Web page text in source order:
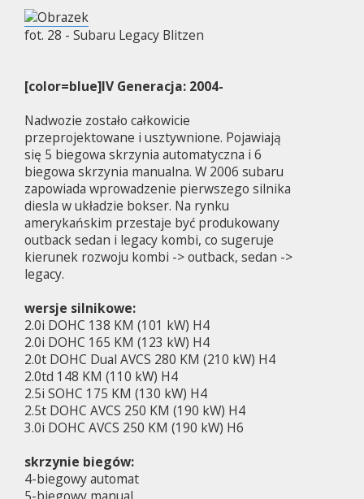
fot. 28 - Subaru Legacy Blitzen
[color=blue]IV Generacja: 2004-
Nadwozie zostało całkowicie
przeprojektowane i usztywnione. Pojawiają
się 5 biegowa skrzynia automatyczna i 6
biegowa skrzynia manualna. W 2006 subaru
zapowiada wprowadzenie pierwszego silnika
diesla w układzie bokser. Na rynku
amerykańskim przestaje być produkowany
outback sedan i legacy kombi, co sugeruje
kierunek rozwoju kombi -> outback, sedan ->
legacy.
wersje silnikowe:
2.0i DOHC 138 KM (101 kW) H4
2.0i DOHC 165 KM (123 kW) H4
2.0t DOHC Dual AVCS 280 KM (210 kW) H4
2.0td 148 KM (110 kW) H4
2.5i SOHC 175 KM (130 kW) H4
2.5t DOHC AVCS 250 KM (190 kW) H4
3.0i DOHC AVCS 250 KM (190 kW) H6
skrzynie biegów:
4-biegowy automat